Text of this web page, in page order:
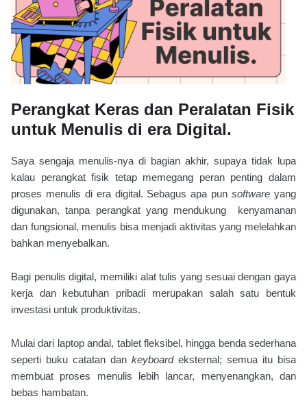
Perangkat Keras dan Peralatan Fisik
untuk Menulis di era Digital.
Saya sengaja menulis-nya di bagian akhir, supaya tidak lupa
kalau perangkat fisik tetap memegang peran penting dalam
proses menulis di era digital. Sebagus apa punsoftware yang
digunakan, tanpa perangkat yang mendukung kenyamanan
dan fungsional, menulis bisa menjadi aktivitas yang melelahkan
bahkan menyebalkan.
Bagi penulis digital, memiliki alat tulis yang sesuai dengan gaya
kerja dan kebutuhan pribadi merupakan salah satu bentuk
investasi untuk produktivitas.
Mulai dari laptop andal, tablet fleksibel, hingga benda sederhana
seperti buku catatan dan keyboardeksternal; semua itu bisa
membuat proses menulis lebih lancar, menyenangkan, dan
bebas hambatan.